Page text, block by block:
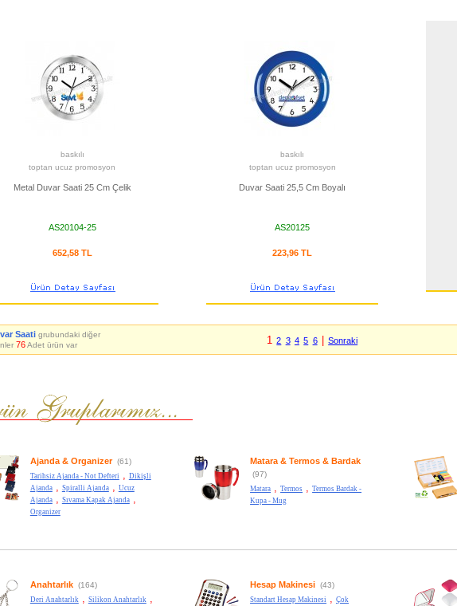
baskılı
toptan ucuz promosyon
Metal Duvar Saati 25 Cm Çelik
AS20104-25
652,58 TL
baskılı
toptan ucuz promosyon
Duvar Saati 25,5 Cm Boyalı
AS20125
223,96 TL
Saatigrubundaki diğer
76Adet ürün var 12 3 4 5 6|Sonraki
Ajanda & Organizer(61)
Tarihsiz Ajanda - Not Defteri
Dikişli
Ajanda, Spiralli Ajanda,
Ucuz
Ajanda, Sıvama Kapak Ajanda,
Organizer
Matara & Termos & Bardak
(97)
Matara ,Termos ,Termos Bardak -
Kupa - Mug
Anahtarlık(164)
Deri Anahtarlık Silikon Anahtarlık
Hesap Makinesi (43)
Standart Hesap Makinesi ,Çok